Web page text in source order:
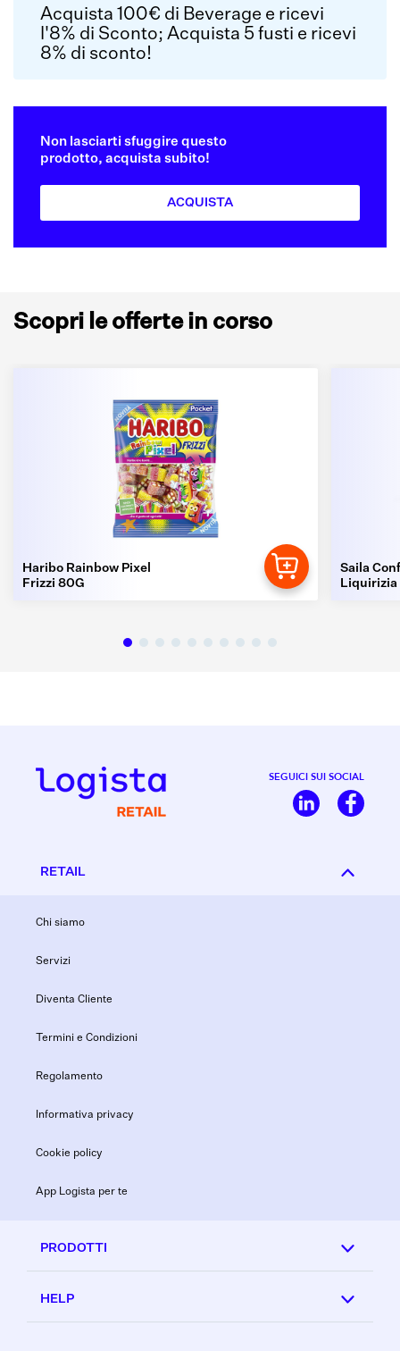
Acquista 100€ di Beverage e ricevi
l'8% di Sconto; Acquista 5 fusti e ricevi
8% di sconto!
Non lasciarti sfuggire questo
prodotto, acquista subito!
ACQUISTA
Scopri le offerte in corso
Haribo Rainbow Pixel
Frizzi 80G
Saila
Liquirizia
SEGUICI SUI SOCIAL
RETAIL
Chi siamo
Servizi
Diventa Cliente
Termini e Condizioni
Regolamento
Informativa privacy
Cookie policy
App Logista per te
PRODOTTI
HELP